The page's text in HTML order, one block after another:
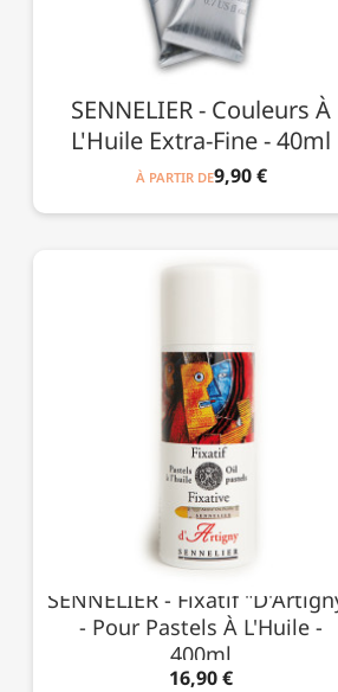
SENNELIER - Couleurs À
L'Huile Extra-Fine - 40ml
À PARTIR DE9,90 €
SENNELIER - Fixatif
- Pour Pastels À L'Huile -
400ml
16,90 €